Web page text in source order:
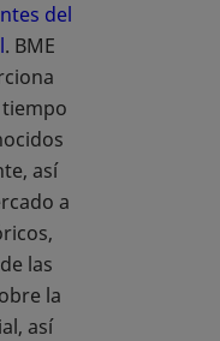
del
. BME
así
a
las
la
así